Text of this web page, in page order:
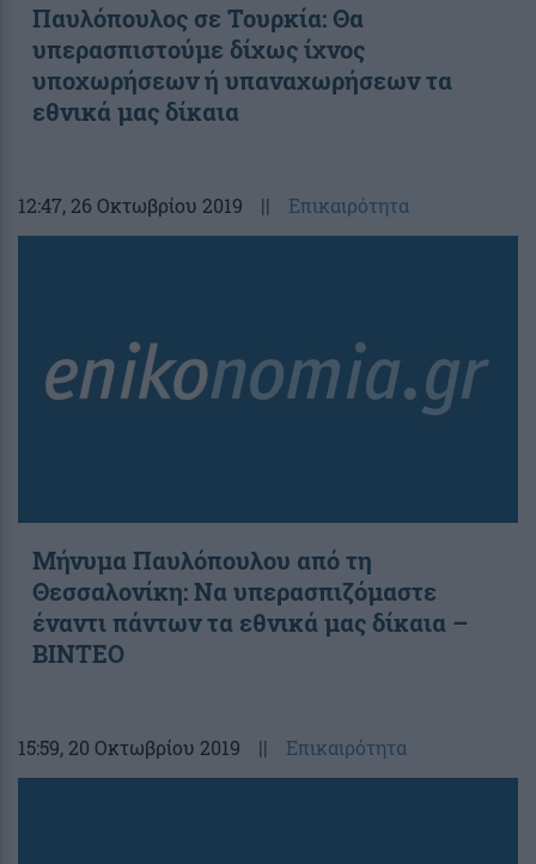
Παυλόπουλος σε Τουρκία: Θα
υπερασπιστούμε δίχως ίχνος
υποχωρήσεων ή υπαναχωρήσεων τα
εθνικά μας δίκαια
12:47, 26 Οκτωβρίου 2019 || Επικαιρότητα
Μήνυμα Παυλόπουλου από τη
Θεσσαλονίκη: Να υπερασπιζόμαστε
έναντι πάντων τα εθνικά μας δίκαια –
ΒΙΝΤΕΟ
15:59, 20 Οκτωβρίου 2019 || Επικαιρότητα